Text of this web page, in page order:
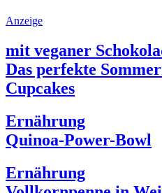
Anzeige
mit veganer
Das perfekte
Cupcakes
Ernährung
Quinoa-Power-Bowl
Ernährung